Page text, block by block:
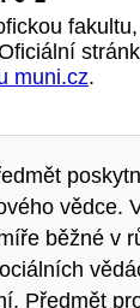
muni.cz.
vědce.
běžné v
Předmět